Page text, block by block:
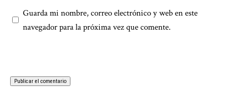
Guarda mi nombre, correo electrónico y web en este
navegador para la próxima vez que comente.